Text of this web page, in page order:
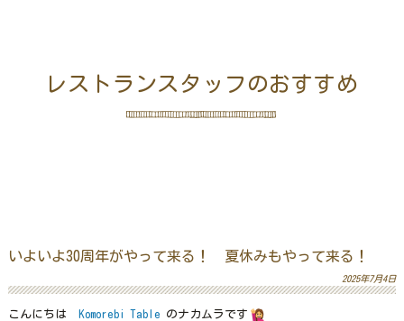
レストランスタッフのおすすめ
いよいよ30周年がやって来る！ 夏休みもやって来る！
2025年7月4日
こんにちは Komorebi Table のナカムラです